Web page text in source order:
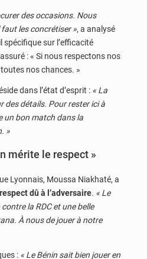
des occasions. Nous
les concrétiser », a analysé
sur l’efficacité
: « Si nous respectons nos
nos chances. »
dans l’état d’esprit : « La
des détails. Pour rester ici à
un bon match dans la
»
mérite le respect »
Lyonnais, Moussa Niakhaté, a
respect dû à l’adversaire. « Le
la RDC et une belle
À nous de jouer à notre
: « Le Bénin sait bien jouer en